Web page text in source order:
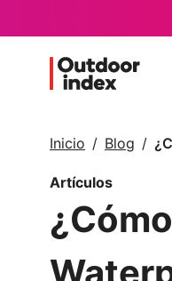
Inicio Blog
Artículos